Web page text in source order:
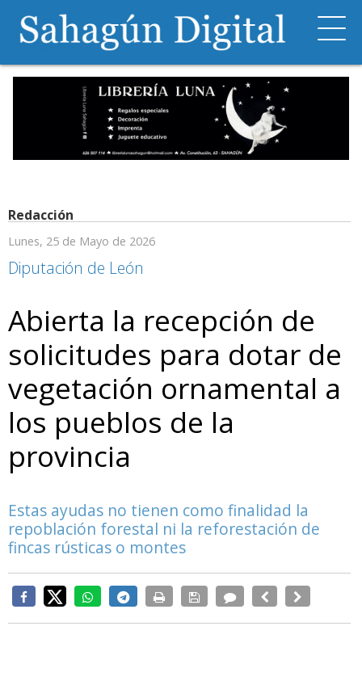
Redacción
Lunes, 25 de Mayo de 2026
Diputación de León
Abierta la recepción de
solicitudes para dotar de
vegetación ornamental a
los pueblos de la
provincia
Estas ayudas no tienen como finalidad la
repoblación forestal ni la reforestación de
fincas rústicas o montes